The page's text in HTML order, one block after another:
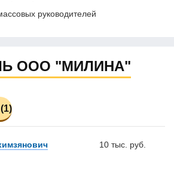
руководителей
ООО "МИЛИНА"
10 тыс. руб.